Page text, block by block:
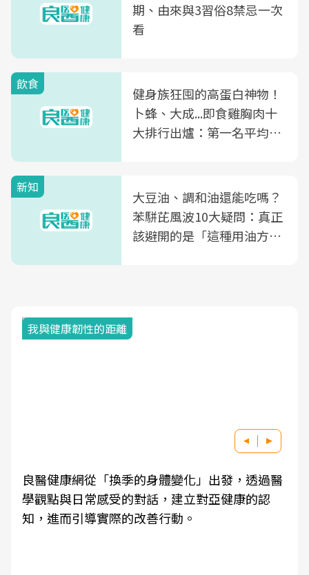
期、由來與3習俗8禁忌一次
看
飲食
健身族狂囤的高蛋白神物！
卜蜂、大成...即食雞胸肉十
大排行出爐：第一名平均一
新知
大豆油、調和油還能吃嗎？
苯駢芘風波10大疑問：真正
該避開的是「這種用油方
我與健康韌性的距離
良醫健康網從「換季的身體變化」出發，透過醫
學觀點與日常感受的對話，建立對亞健康的認
知，進而引導實際的改善行動。